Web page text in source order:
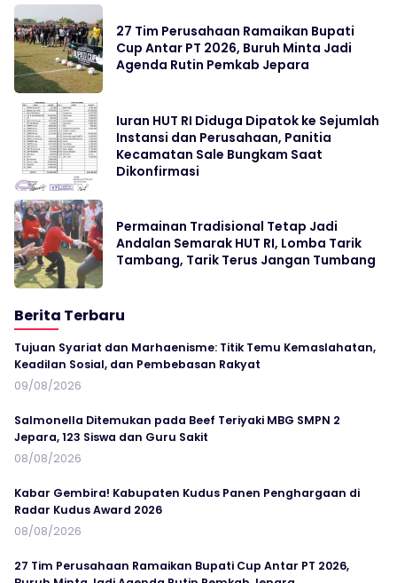
27 Tim Perusahaan Ramaikan Bupati
Cup Antar PT 2026, Buruh Minta Jadi
Agenda Rutin Pemkab Jepara
Iuran HUT RI Diduga Dipatok ke Sejumlah
Instansi dan Perusahaan, Panitia
Kecamatan Sale Bungkam Saat
Dikonfirmasi
Permainan Tradisional Tetap Jadi
Andalan Semarak HUT RI, Lomba Tarik
Tambang, Tarik Terus Jangan Tumbang
Berita Terbaru
Tujuan Syariat dan Marhaenisme: Titik Temu Kemaslahatan,
Keadilan Sosial, dan Pembebasan Rakyat
09/08/2026
Salmonella Ditemukan pada Beef Teriyaki MBG SMPN 2
Jepara, 123 Siswa dan Guru Sakit
08/08/2026
Kabar Gembira! Kabupaten Kudus Panen Penghargaan di
Radar Kudus Award 2026
08/08/2026
27 Tim Perusahaan Ramaikan Bupati Cup Antar PT 2026,